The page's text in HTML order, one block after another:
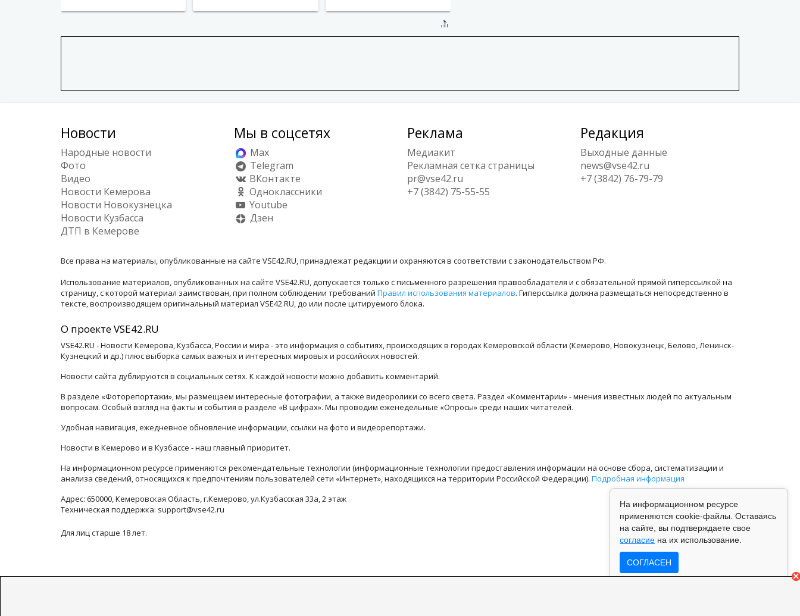
Новости
Народные новости
Фото
Видео
Новости Кемерова
Новости Новокузнецка
Новости Кузбасса
ДТП в Кемерове
Мы в соцсетях
Max
Telegram
ВКонтакте
Одноклассники
Youtube
Дзен
Реклама
Медиакит
Рекламная сетка страницы
pr@vse42.ru
+7 (3842) 75-55-55
Редакция
Выходные данные
news@vse42.ru
+7 (3842) 76-79-79
Все права на материалы, опубликованные на сайте VSE42.RU, принадлежат редакции и охраняются в соответствии с законодательством РФ.
Использование материалов, опубликованных на сайте VSE42.RU, допускается только с письменного разрешения правообладателя и с обязательной прямой гиперссылкой на
страницу, с которой материал заимствован, при полном соблюдении требований Правил использования материалов. Гиперссылка должна размещаться непосредственно в
тексте, воспроизводящем оригинальный материал VSE42.RU, до или после цитируемого блока.
О проекте VSE42.RU
VSE42.RU - Новости Кемерова, Кузбасса, России и мира - это информация о событиях, происходящих в городах Кемеровской области (Кемерово, Новокузнецк, Белово, Ленинск-
Кузнецкий и др.) плюс выборка самых важных и интересных мировых и российских новостей.
Новости сайта дублируются в социальных сетях. К каждой новости можно добавить комментарий.
В разделе «Фоторепортажи», мы размещаем интересные фотографии, а также видеоролики со всего света. Раздел «Комментарии» - мнения известных людей по актуальным
вопросам. Особый взгляд на факты и события в разделе «В цифрах». Мы проводим еженедельные «Опросы» среди наших читателей.
Удобная навигация, ежедневное обновление информации, ссылки на фото и видеорепортажи.
Новости в Кемерово и в Кузбассе - наш главный приоритет.
На информационном ресурсе применяются рекомендательные технологии (информационные технологии предоставления информации на основе сбора, систематизации и
анализа сведений, относящихся к предпочтениям пользователей сети «Интернет», находящихся на территории Российской Федерации). Подробная информация
Адрес: 650000, Кемеровская Область, г.Кемерово, ул.Кузбасская 33а, 2 этаж
Техническая поддержка: support@vse42.ru
Для лиц старше 18 лет.
На информационном ресурсе
применяются cookie-файлы. Оставаясь
на сайте, вы подтверждаете свое
согласие на их использование.
СОГЛАСЕН